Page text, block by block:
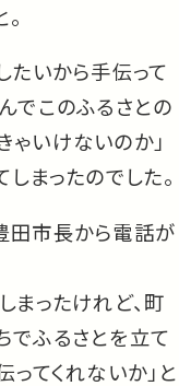
たいから手伝って
でこのふるさとの
いけないのか」
まったのでした。
田市長から電話が
まったけれど、町
でふるさとを立て
ってくれないか」と